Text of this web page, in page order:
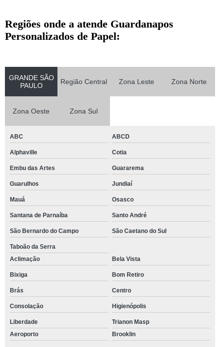
Regiões onde a atende Guardanapos
Personalizados de Papel:
GRANDE SÃO
PAULO
Região Central Zona Leste Zona Norte
Zona Oeste Zona Sul
ABC ABCD
Alphaville Cotia
Embu das Artes Guararema
Guarulhos Jundiaí
Mauá Osasco
Santana de Parnaíba Santo André
São Bernardo do Campo São Caetano do Sul
Taboão da Serra
Aclimação
Bela Vista
Bixiga Bom Retiro
Brás Centro
Consolação Higienópolis
Liberdade
Trianon Masp
Aeroporto
Brooklin